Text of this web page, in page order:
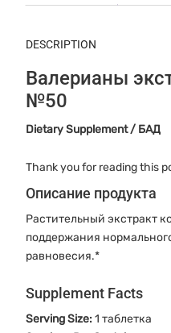
DESCRIPTION
Валерианы
№50
Dietary Supplement / БАД
Thank you for reading this
Описание продукта
Растительный экстракт
поддержания
равновесия.*
Supplement Facts
Serving Size:1 таблетка